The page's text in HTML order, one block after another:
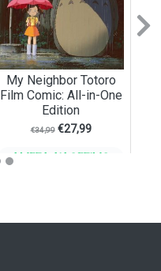
My Neighbor Totoro
Film Comic: All-in-One
Edition
€34,99 €27,99
ΆΜΕΣΑ ΔΙΑΘΈΣΙΜΟ